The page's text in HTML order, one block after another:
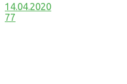
14.04.2020
77